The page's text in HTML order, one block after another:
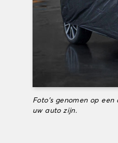
Foto's genomen op
uw auto zijn.